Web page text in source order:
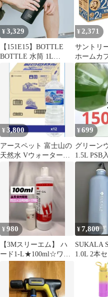
¥3,329
【151E15】BOTTLE
BOTTLE 水筒 1L
1000ml(ブラック)
¥ 2,371
サントリ
ホームカ
ペットボ
ーヒー飲
ヒー 珈琲
¥3,800
アースペット 富士山の
天然水 Vウォーター
2L×12本
¥699
グリーン
1.5L PSB
ト合計３
¥980
【3Mスリーエム】 ハ
ード1-L★100ml☆ワン
タッチボトル
¥7,800
SUKALA
1.0L 2本